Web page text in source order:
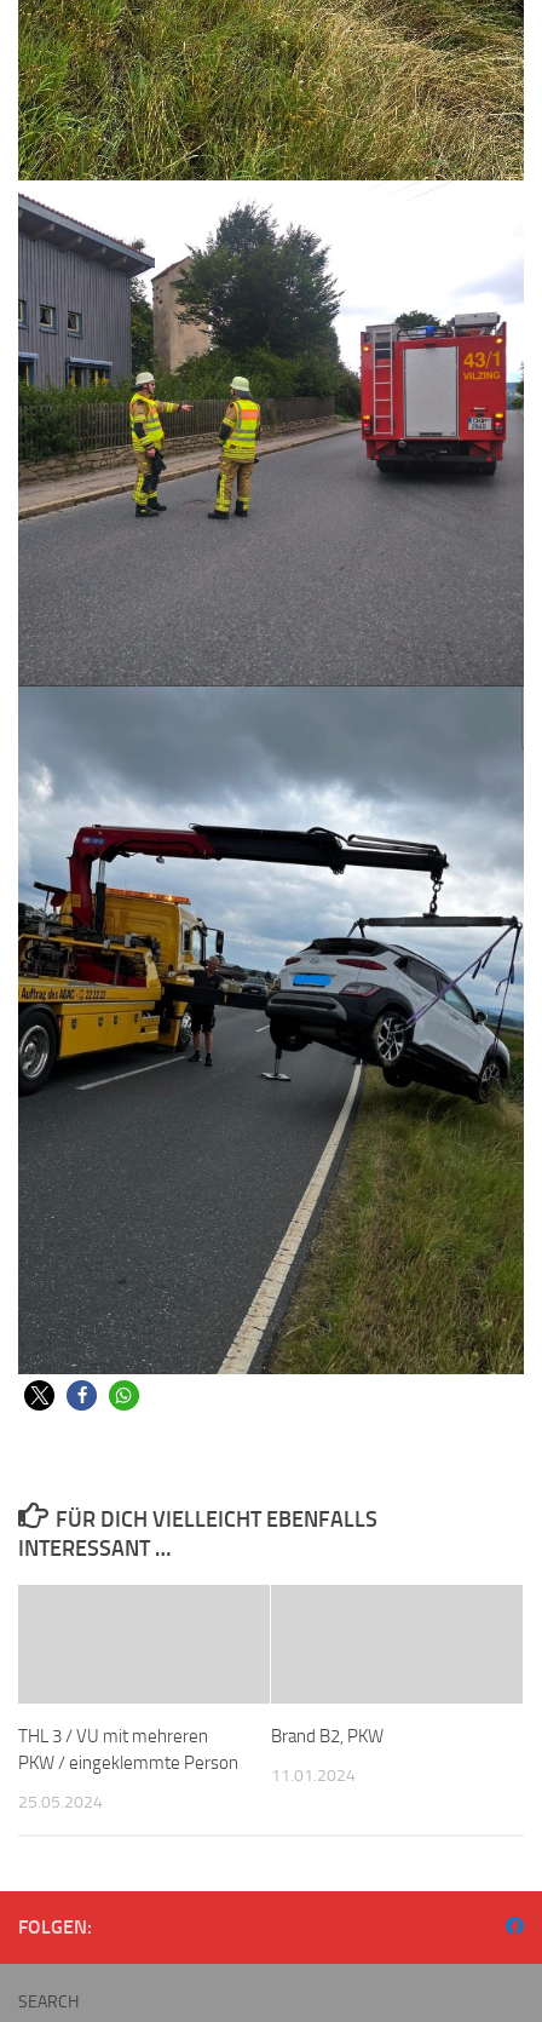
FÜR DICH VIELLEICHT EBENFALLS
INTERESSANT …
THL 3 / VU mit mehreren
PKW / eingeklemmte Person
25.05.2024
Brand B2, PKW
11.01.2024
FOLGEN:
SEARCH